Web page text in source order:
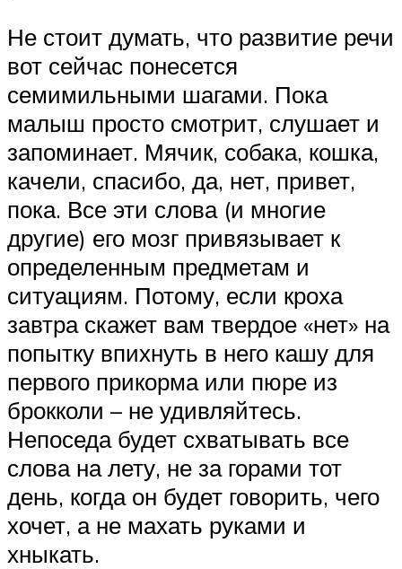
Не стоит думать, что развитие речи
вот сейчас понесется
семимильными шагами. Пока
малыш просто смотрит, слушает и
запоминает. Мячик, собака, кошка,
качели, спасибо, да, нет, привет,
пока. Все эти слова (и многие
другие) его мозг привязывает к
определенным предметам и
ситуациям. Потому, если кроха
завтра скажет вам твердое «нет» на
попытку впихнуть в него кашу для
первого прикорма или пюре из
брокколи – не удивляйтесь.
Непоседа будет схватывать все
слова на лету, не за горами тот
день, когда он будет говорить, чего
хочет, а не махать руками и
хныкать.